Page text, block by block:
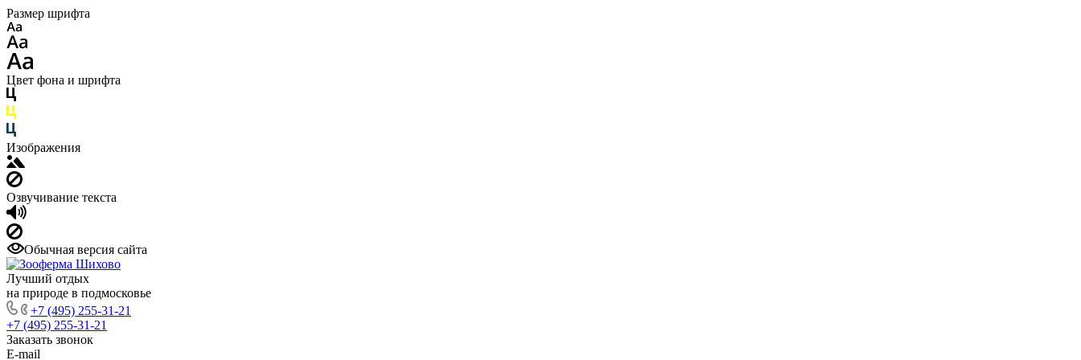
Размер шрифта
Цвет фона и шрифта
Изображения
Озвучивание текста
Обычная версия сайта
Лучший отдых
на природе в подмосковье
+7 (495) 255-31-21
+7 (495) 255-31-21
Заказать звонок
E-mail